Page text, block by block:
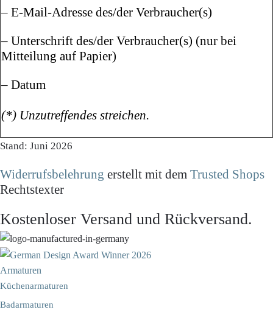
– E-Mail-Adresse des/der Verbraucher(s)
– Unterschrift des/der Verbraucher(s) (nur bei
Mitteilung auf Papier)
– Datum
(*) Unzutreffendes streichen.
Stand: Juni 2026
Widerrufsbelehrung erstellt mit dem Trusted Shops
Rechtstexter
Kostenloser Versand und Rückversand.
Armaturen
Küchenarmaturen
Badarmaturen